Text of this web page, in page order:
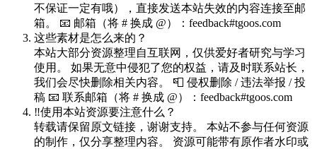
不保证一定有哦），直接发送本站失效的内容连接至邮
箱。 📧 邮箱（将 # 换成 @）：feedback#tgoos.com
这些素材是怎么来的？
本站大部分资源整理自互联网，仅供爱好者研究与学习
使用。 如果无意中侵犯了您的权益，请及时联系站长，
我们会尽快删除相关内容。 📮 侵权删除 / 违法举报 / 投
稿 📧 联系邮箱（将 # 换成 @）：feedback#tgoos.com
‼️使用本站资源要注意什么？
转载请保留原文链接，谢谢支持。 本站不参与任何资源
的制作，仅分享整理内容。 资源可能带有原作者水印或